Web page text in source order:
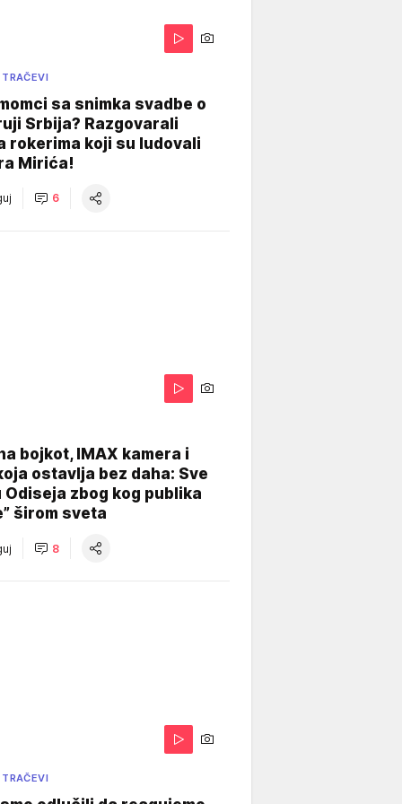
sa snimka svadbe o
Srbija? Razgovarali
rokerima koji su ludovali
Mirića!
6
bojkot, IMAX kamera i
ostavlja bez daha: Sve
Odiseja zbog kog publika
širom sveta
8